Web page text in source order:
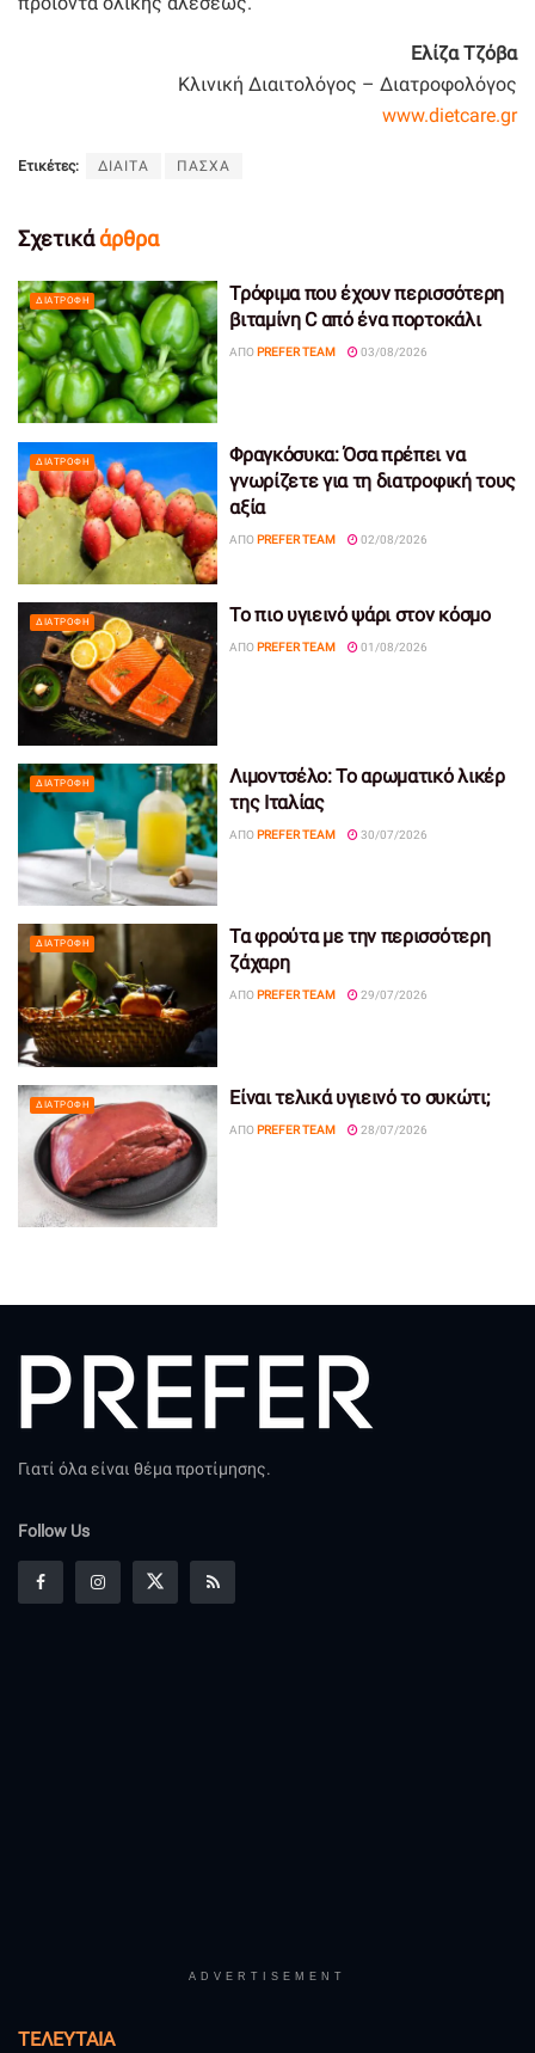
Ελίζα Τζόβα
Κλινική Διαιτολόγος – Διατροφολόγος
www.dietcare.gr
Ετικέτες: ΔΙΑΙΤΑ ΠΑΣΧΑ
Σχετικάάρθρα
ΔΙΑΤΡΟΦΉ
Τρόφιμα που έχουν περισσότερη
βιταμίνη C από ένα πορτοκάλι
ΑΠΌ PREFER TEAM 03/08/2026
ΔΙΑΤΡΟΦΉ
Φραγκόσυκα: Όσα πρέπει να
γνωρίζετε για τη διατροφική τους
αξία
ΑΠΌ PREFER TEAM 02/08/2026
ΔΙΑΤΡΟΦΉ Το πιο υγιεινό ψάρι στον κόσμο
ΑΠΌ PREFER TEAM 01/08/2026
ΔΙΑΤΡΟΦΉ
Λιμοντσέλο: Το αρωματικό λικέρ
της Ιταλίας
ΑΠΌ PREFER TEAM 30/07/2026
ΔΙΑΤΡΟΦΉ
Τα φρούτα με την περισσότερη
ζάχαρη
ΑΠΌ PREFER TEAM 29/07/2026
ΔΙΑΤΡΟΦΉ Είναι τελικά υγιεινό το συκώτι;
ΑΠΌ PREFER TEAM 28/07/2026
Γιατί όλα είναι θέμα προτίμησης.
Follow Us
ADVERTISEMENT
ΤΕΛΕΥΤΑΊΑ